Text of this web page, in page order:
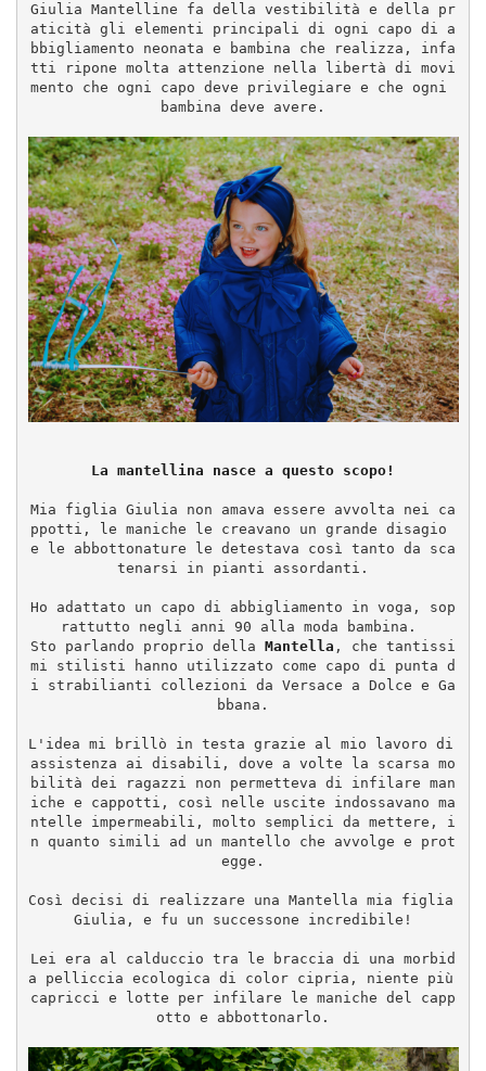
Giulia Mantelline fa della vestibilità e della pr
aticità gli elementi principali di ogni capo di a
bbigliamento neonata e bambina che realizza, infa
tti ripone molta attenzione nella libertà di movi
mento che ogni capo deve privilegiare e che ogni
bambina deve avere.
La mantellina nasce a questo scopo!
Mia figlia Giulia non amava essere avvolta nei ca
ppotti, le maniche le creavano un grande disagio
e le abbottonature le detestava così tanto da sca
tenarsi in pianti assordanti.
Ho adattato un capo di abbigliamento in voga, sop
rattutto negli anni 90 alla moda bambina.
Sto parlando proprio della Mantella , che tantissi
mi stilisti hanno utilizzato come capo di punta d
i strabilianti collezioni da Versace a Dolce e Ga
bbana.
L'idea mi brillò in testa grazie al mio lavoro di
assistenza ai disabili, dove a volte la scarsa mo
bilità dei ragazzi non permetteva di infilare man
iche e cappotti, così nelle uscite indossavano ma
ntelle impermeabili, molto semplici da mettere, i
n quanto simili ad un mantello che avvolge e prot
egge.
Così decisi di realizzare una Mantella mia figlia
Giulia, e fu un successone incredibile!
Lei era al calduccio tra le braccia di una morbid
a pelliccia ecologica di color cipria, niente più
capricci e lotte per infilare le maniche del capp
otto e abbottonarlo.